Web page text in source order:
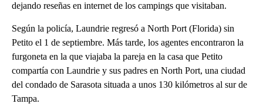
dejando reseñas en internet de los campings que visitaban.
Según la policía, Laundrie regresó a North Port (Florida) sin
Petito el 1 de septiembre. Más tarde, los agentes encontraron la
furgoneta en la que viajaba la pareja en la casa que Petito
compartía con Laundrie y sus padres en North Port, una ciudad
del condado de Sarasota situada a unos 130 kilómetros al sur de
Tampa.